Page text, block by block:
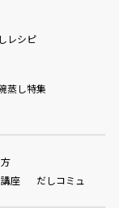
レシピ
蒸し特集
座 だしコミュ